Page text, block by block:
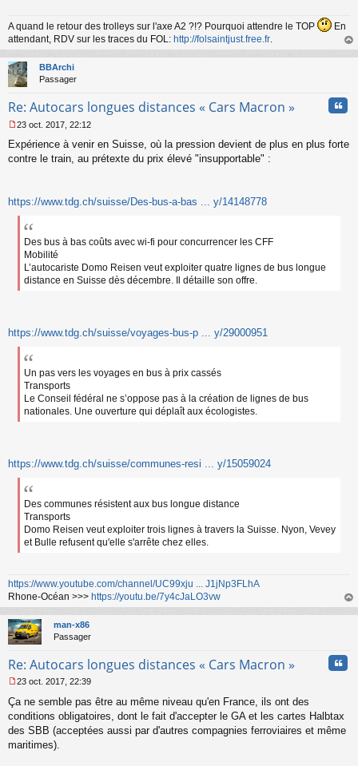
A quand le retour des trolleys sur l'axe A2 ?!? Pourquoi attendre le TOP
En
attendant, RDV sur les traces du FOL: http://folsaintjust.free.fr.
au
BBArchi
Passager
Re: Autocars longues distances « Cars Macron »
e
s
e
n
23 oct. 2017, 22:12
Expérience à venir en Suisse, où la pression devient de plus en plus forte
contre le train, au prétexte du prix élevé "insupportable" :
https://www.tdg.ch/suisse/Des-bus-a-bas ... y/14148778
Des bus à bas coûts avec wi-fi pour concurrencer les CFF
Mobilité
L’autocariste Domo Reisen veut exploiter quatre lignes de bus longue
distance en Suisse dès décembre. Il détaille son offre.
https://www.tdg.ch/suisse/voyages-bus-p ... y/29000951
Un pas vers les voyages en bus à prix cassés
Transports
Le Conseil fédéral ne s’oppose pas à la création de lignes de bus
nationales. Une ouverture qui déplaît aux écologistes.
https://www.tdg.ch/suisse/communes-resi ... y/15059024
Des communes résistent aux bus longue distance
Transports
Domo Reisen veut exploiter trois lignes à travers la Suisse. Nyon, Vevey
et Bulle refusent qu'elle s'arrête chez elles.
https://www.youtube.com/channel/UC99xju ... J1jNp3FLhA
Rhone-Océan >>> https://youtu.be/7y4cJaLO3vw
au
man-x86
Passager
Re: Autocars longues distances « Cars Macron »
e
s
g
23 oct. 2017, 22:39
Ça ne semble pas être au même niveau qu'en France, ils ont des
conditions obligatoires, dont le fait d'accepter le GA et les cartes Halbtax
des SBB (acceptées aussi par d'autres compagnies ferroviaires et même
maritimes).